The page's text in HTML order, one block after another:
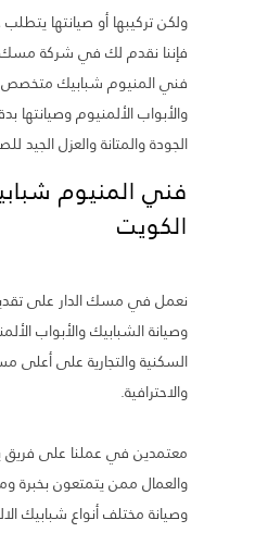
ولكن تركيبها أو صيانتها يتطلب
فإننا نقدم لك في شركة مسك
فني المنيوم شبابيك متخصص
والأبواب الألمنيوم وصيانتها
الجودة والمتانة والعزل
فني المنيوم
الكويت
نعمل في مسك الدار على
وصيانة الشبابيك والأبواب
السكنية والتجارية على أعلى
والاحترافية.
معتمدين في عملنا على فريق
والعمال ممن يتمتعون بخبرة
وصيانة مختلف أنواع شبابيك